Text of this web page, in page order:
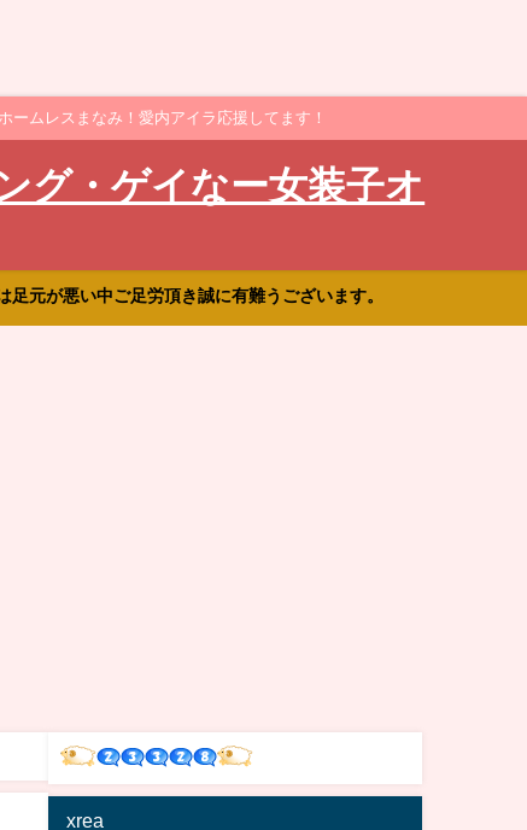
ムレスまなみ！愛内アイラ応援してます！
グ・ゲイなー女装子オ
元が悪い中ご足労頂き誠に有難うございます。
xrea